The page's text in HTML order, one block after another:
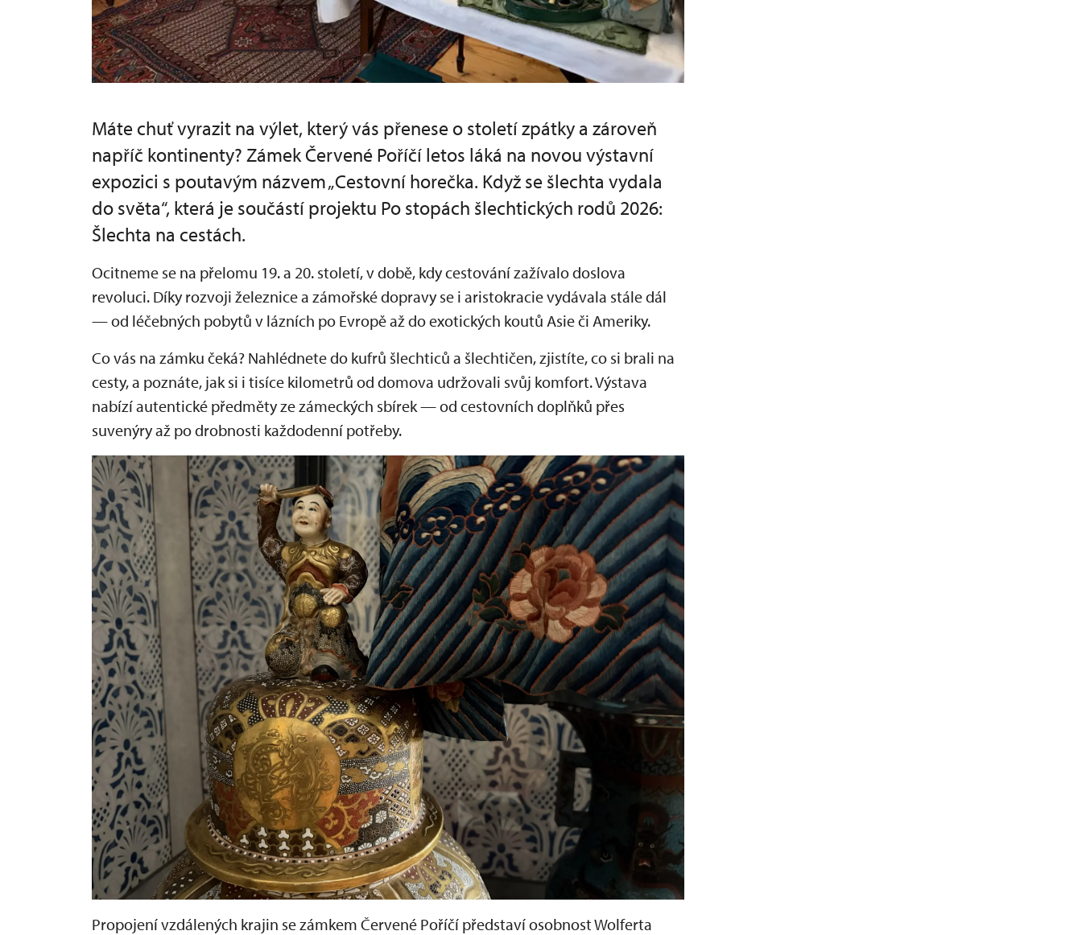
Máte chuť vyrazit na výlet, který vás přenese o století zpátky a zároveň
napříč kontinenty? Zámek Červené Poříčí letos láká na novou výstavní
expozici s poutavým názvem „Cestovní horečka. Když se šlechta vydala
do světa“, která je součástí projektu Po stopách šlechtických rodů 2026:
Šlechta na cestách.
Ocitneme se na přelomu 19. a 20. století, v době, kdy cestování zažívalo doslova
revoluci. Díky rozvoji železnice a zámořské dopravy se i aristokracie vydávala stále dál
— od léčebných pobytů v lázních po Evropě až do exotických koutů Asie či Ameriky.
Co vás na zámku čeká? Nahlédnete do kufrů šlechticů a šlechtičen, zjistíte, co si brali na
cesty, a poznáte, jak si i tisíce kilometrů od domova udržovali svůj komfort. Výstava
nabízí autentické předměty ze zámeckých sbírek — od cestovních doplňků přes
suvenýry až po drobnosti každodenní potřeby.
Propojení vzdálených krajin se zámkem Červené Poříčí představí osobnost Wolferta